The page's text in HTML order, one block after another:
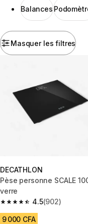
Balances
Masquer les filtres
DECATHLON
Pèse personne SCALE
verre
4.5
4.5 out of 5 stars from
(902)
9 000 CFA